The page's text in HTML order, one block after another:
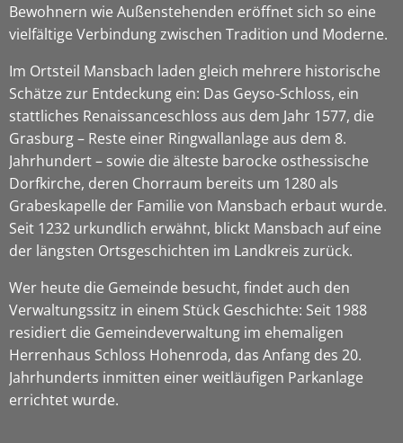
Bewohnern wie Außenstehenden eröffnet sich so eine
vielfältige Verbindung zwischen Tradition und Moderne.
Im Ortsteil Mansbach laden gleich mehrere historische
Schätze zur Entdeckung ein: Das Geyso-Schloss, ein
stattliches Renaissanceschloss aus dem Jahr 1577, die
Grasburg – Reste einer Ringwallanlage aus dem 8.
Jahrhundert – sowie die älteste barocke osthessische
Dorfkirche, deren Chorraum bereits um 1280 als
Grabeskapelle der Familie von Mansbach erbaut wurde.
Seit 1232 urkundlich erwähnt, blickt Mansbach auf eine
der längsten Ortsgeschichten im Landkreis zurück.
Wer heute die Gemeinde besucht, findet auch den
Verwaltungssitz in einem Stück Geschichte: Seit 1988
residiert die Gemeindeverwaltung im ehemaligen
Herrenhaus Schloss Hohenroda, das Anfang des 20.
Jahrhunderts inmitten einer weitläufigen Parkanlage
errichtet wurde.